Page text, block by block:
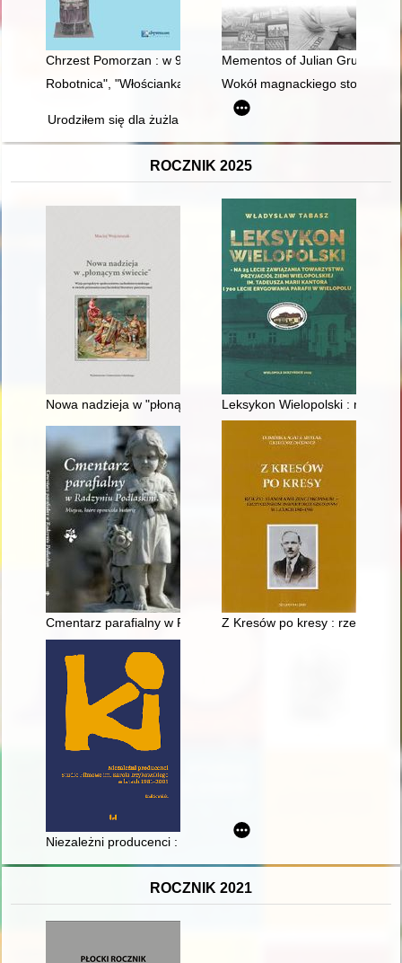
Chrzest Pomorzan : w 900-lecie pierwszej wyprawy misyjnej
Mementos of Julian Gruner :
Robotnica", "Włościanka" i "Kobieta Sowiecka" : główne
Wokół magnackiego stołu :
Urodziłem się dla żużla
ROCZNIK 2025
Nowa nadzieja w "płonącym świecie" : wizja perspektyw
Leksykon Wielopolski : na 25
Cmentarz parafialny w Radzyniu Podlaskim : miejsce, które
Z Kresów po kresy : rzecz o
Niezależni producenci : Studio Filmowe im. Karola
ROCZNIK 2021